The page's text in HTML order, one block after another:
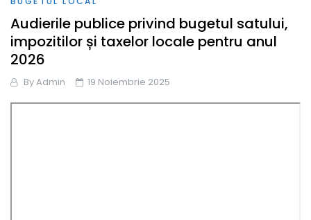
Audierile publice privind bugetul satului,
impozitilor și taxelor locale pentru anul
2026
ByAdmin 19 Noiembrie 2025